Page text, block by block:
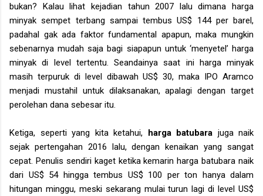
bukan? Kalau lihat kejadian tahun 2007 lalu dimana harga
minyak sempet terbang sampai tembus US$ 144 per barel,
padahal gak ada faktor fundamental apapun, maka mungkin
sebenarnya mudah saja bagi siapapun untuk ‘menyetel’ harga
minyak di level tertentu. Seandainya saat ini harga minyak
masih terpuruk di level dibawah US$ 30, maka IPO Aramco
menjadi mustahil untuk dilaksanakan, apalagi dengan target
perolehan dana sebesar itu.
Ketiga, seperti yang kita ketahui, harga batubara juga naik
sejak pertengahan 2016 lalu, dengan kenaikan yang sangat
cepat. Penulis sendiri kaget ketika kemarin harga batubara naik
dari US$ 54 hingga tembus US$ 100 per ton hanya dalam
hitungan minggu, meski sekarang mulai turun lagi di level US$